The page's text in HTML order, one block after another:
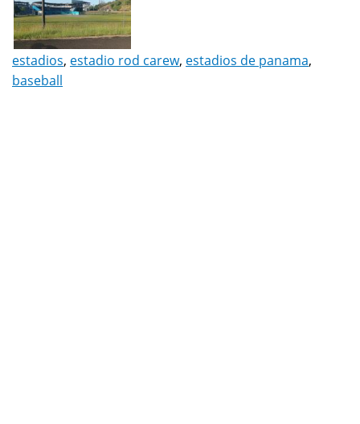
estadios, estadio rod carew, estadios de panama,
baseball